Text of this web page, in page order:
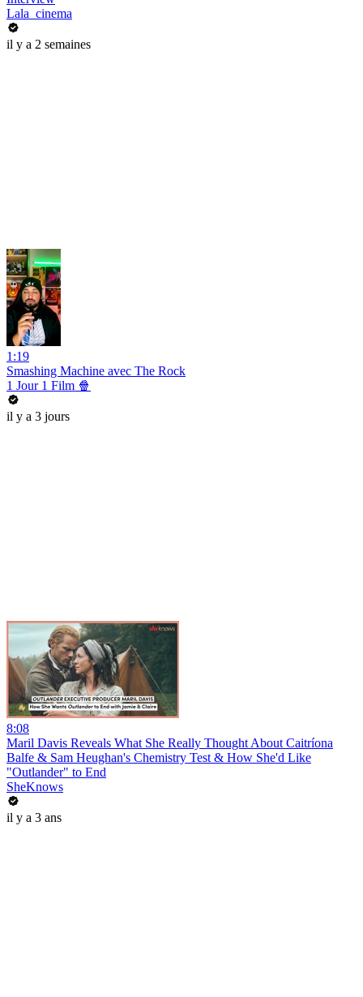
Lala_cinema
il y a 2 semaines
1:19
Smashing Machine avec The Rock
1 Jour 1 Film 🍿
il y a 3 jours
8:08
Maril Davis Reveals What She Really Thought About Caitríona
Balfe & Sam Heughan's Chemistry Test & How She'd Like
"Outlander" to End
SheKnows
il y a 3 ans